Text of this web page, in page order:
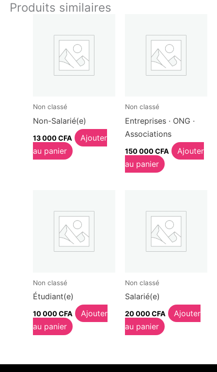
Produits similaires
Non classé
Non-Salarié(e)
13 000CFA
Ajouter
au panier
Non classé
Entreprises · ONG ·
Associations
150 000CFA
Ajouter
au panier
Non classé
Étudiant(e)
10 000CFA
Ajouter
au panier
Non classé
Salarié(e)
20 000CFA
Ajouter
au panier